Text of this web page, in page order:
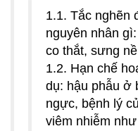
1.1. Tắc nghẽn
nguyên nhân
co thắt, sưng
1.2. Hạn chế
dụ: hậu phẫu ở
ngực, bệnh lý
viêm nhiễm